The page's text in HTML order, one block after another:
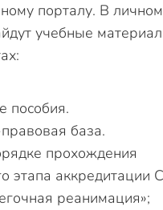
порталу. В
учебные
пособия.
база.
прохождения
этапа аккредитации
реанимация»;